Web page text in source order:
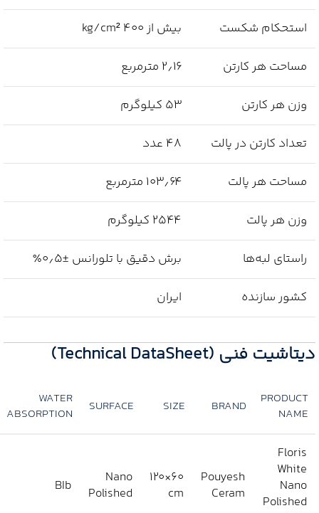
استحکام شکست بیش از ۴۰۰ kg/cm²
مساحت هر کارتن ۲٫۱۶ مترمربع
وزن هر کارتن ۵۳ کیلوگرم
تعداد کارتن در پالت ۴۸ عدد
مساحت هر پالت ۱۰۳٫۶۴ مترمربع
وزن هر پالت ۲۵۴۴ کیلوگرم
راستای لبه‌ها برش دقیق با تلورانس ±۰٫۵٪
کشور سازنده ایران
دیتاشیت فنی (Technical DataSheet)
PRODUCT
NAME
BRAND
SIZE
SURFACE
WATER
ABSORPTION
Floris
White
Nano
Polished
Pouyesh
Ceram
60×120
cm
Nano
Polished
BIb